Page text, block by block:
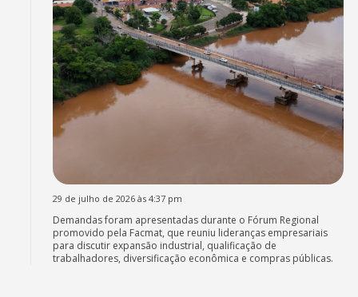
29 de julho de 2026 às 4:37 pm
Demandas foram apresentadas durante o Fórum Regional
promovido pela Facmat, que reuniu lideranças empresariais
para discutir expansão industrial, qualificação de
trabalhadores, diversificação econômica e compras públicas.